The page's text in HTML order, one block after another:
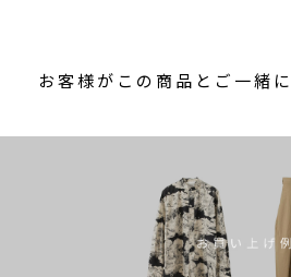
お客様がこの商品とご一緒